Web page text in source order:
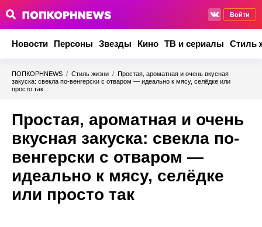
Войти
Новости Персоны Звезды Кино ТВ и сериалы Стиль
ПОПКОРНNEWS / Стиль жизни / Простая, ароматная и очень вкусная
закуска: свекла по-венгерски с отваром — идеально к мясу, селёдке или
просто так
Простая, ароматная и очень
вкусная закуска: свекла по-
венгерски с отваром —
идеально к мясу, селёдке
или просто так